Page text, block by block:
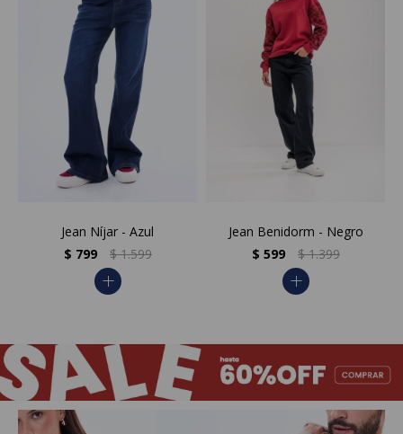
Jean Níjar - Azul
$ 799 $ 1.599
add
Jean Benidorm - Negro
$ 599 $ 1.399
add